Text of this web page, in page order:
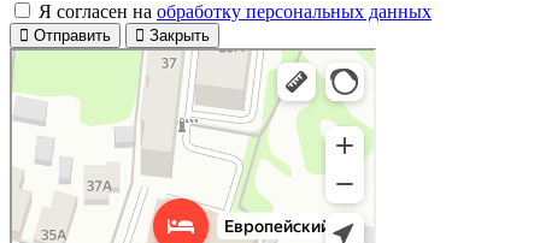
Я согласен на обработку персональных данных
Отправить Закрыть